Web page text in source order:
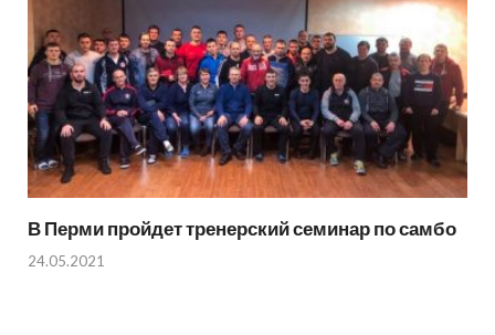
В Перми пройдет тренерский семинар по самбо
24.05.2021